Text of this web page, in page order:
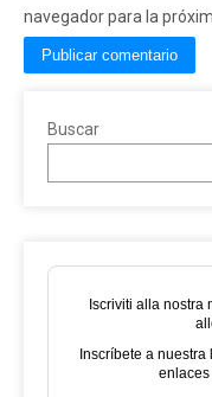
navegador para la
Buscar
Iscriviti alla nostra
Inscríbete a